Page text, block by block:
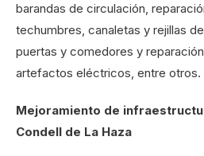
barandas de circulación,
techumbres, canaletas y rejillas
puertas y comedores y
artefactos eléctricos, entre otros.
Mejoramiento de
Condell de La Haza